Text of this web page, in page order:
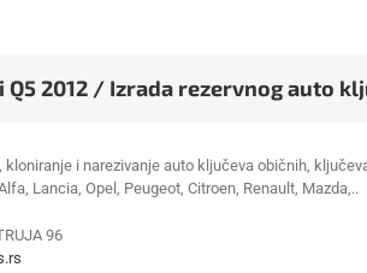
Q5 2012 / Izrada rezervnog auto
kloniranje i narezivanje auto ključeva običnih,
Lancia, Opel, Peugeot, Citroen, Renault, Mazda,..
96